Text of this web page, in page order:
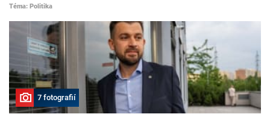
Téma: Politika
7 fotografií